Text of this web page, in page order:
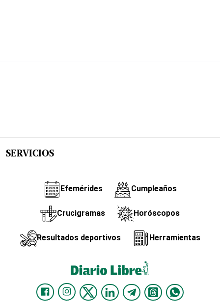
SERVICIOS
Efemérides Cumpleaños
Crucigramas Horóscopos
Resultados deportivos Herramientas